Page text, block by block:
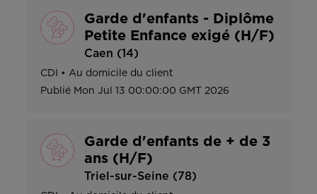
Garde d'enfants - Diplôme
Petite Enfance exigé (H/F)
Caen (14)
CDI • Au domicile du client
Publié Mon Jul 13 00:00:00 GMT 2026
Garde d'enfants de + de 3
ans (H/F)
Triel-sur-Seine (78)